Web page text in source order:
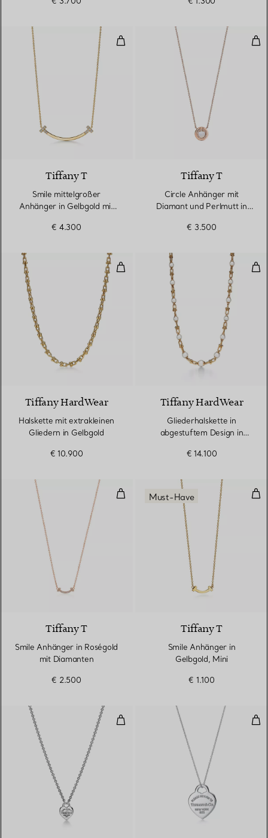
Smile mittelgroßer Anhänger in
3 Materialien
Tiffany T
Smile mittelgroßer
Anhänger in Gelbgold mit
€ 4.300
Tiffany T
Circle Anhänger mit
Diamant und Perlmutt in
€ 3.500
Halskette mit extrakleinen
Tiffany HardWear
Halskette mit extrakleinen
Gliedern in Gelbgold
€ 10.900
Tiffany HardWear
Gliederhalskette in
abgestuftem Design in
Süßwasserperlen
€ 14.100
Smile Anhänger in Roségold mit
3 Materialien
Tiffany T
Smile Anhänger in Roségold
mit Diamanten
€ 2.500
Must-Have
Tiffany T
Smile Anhänger in
Gelbgold, Mini
€ 1.100
Full Heart Anhänger in